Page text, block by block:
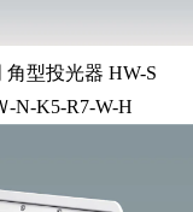
角型投光器 HW-S
-N-K5-R7-W-H